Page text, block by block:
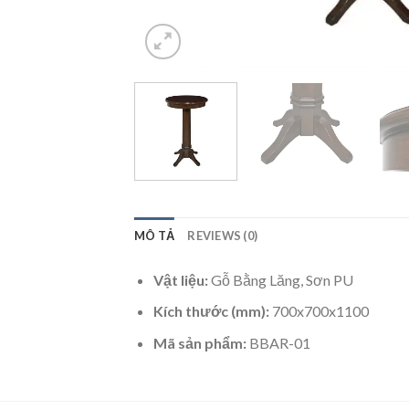
MÔ TẢ REVIEWS (0)
Vật liệu:Gỗ Bằng Lăng, Sơn PU
Kích thước (mm):700x700x1100
Mã sản phẩm:BBAR-01